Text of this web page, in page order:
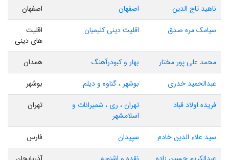
ناهید تاج الدین
اصفهان
اصفهان
سیامک مره صدق
اقلیت دینی کلیمیان
اقلیت
های دینی
محمد علی پور مختار
بهار و کبودرآهنگ
همدان
عبدالحمید خدری
بوشهر ، گناوه و دیلم
بوشهر
فریده اولاد قباد
تهران ، ری ، شمیرانات و
اسلامشهر
تهران
سید علاء الدین خادم سپیدان
فارس